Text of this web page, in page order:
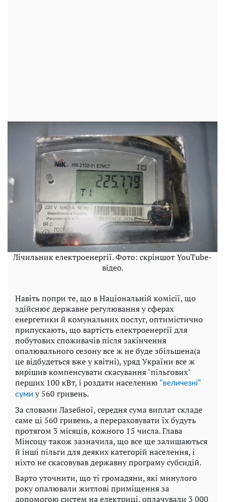
Лічильник електроенергії. Фото: скріншот YouTube-
відео.
Навіть попри те, що в Національній комісії, що
здійснює державне регулювання у сферах
енергетики й комунальних послуг, оптимістично
припускають, що вартість електроенергії для
побутових споживачів після закінчення
опалювального сезону все ж не буде збільшена(а
це відбудеться вже у квітні), уряд України все ж
вирішив компенсувати скасування "пільгових"
перших 100 кВт, і роздати населенню "величезні"
суми у 560 гривень.
За словами Лазебної, середня сума виплат складе
саме ці 560 гривень, а перераховувати їх будуть
протягом 3 місяців, кожного 15 числа. Глава
Мінсоцу також зазначила, що все ще залишаються
й інші пільги для деяких категорій населення, і
ніхто не скасовував державну програму субсидій.
Варто уточнити, що ті громадяни, які минулого
року опалювали житлові приміщення за
допомогою систем на електриці, оплачували 3 000